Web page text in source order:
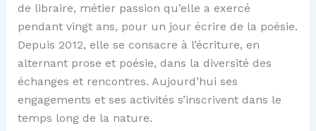
de libraire, métier passion qu’elle a exercé
pendant vingt ans, pour un jour écrire de la poésie.
Depuis 2012, elle se consacre à l’écriture, en
alternant prose et poésie, dans la diversité des
échanges et rencontres. Aujourd’hui ses
engagements et ses activités s’inscrivent dans le
temps long de la nature.